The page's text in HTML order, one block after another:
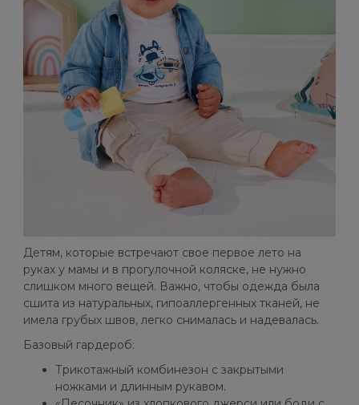
Детям, которые встречают свое первое лето на
руках у мамы и в прогулочной коляске, не нужно
слишком много вещей. Важно, чтобы одежда была
сшита из натуральных, гипоаллергенных тканей, не
имела грубых швов, легко снималась и надевалась.
Базовый гардероб:
Трикотажный комбинезон с закрытыми
ножками и длинным рукавом.